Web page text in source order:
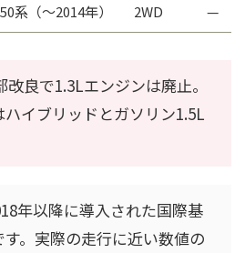
50系（〜2014年） 2WD —
良で1.3Lエンジンは廃止。
イブリッドとガソリン1.5L
年以降に導入された国際基
。実際の走行に近い数値の